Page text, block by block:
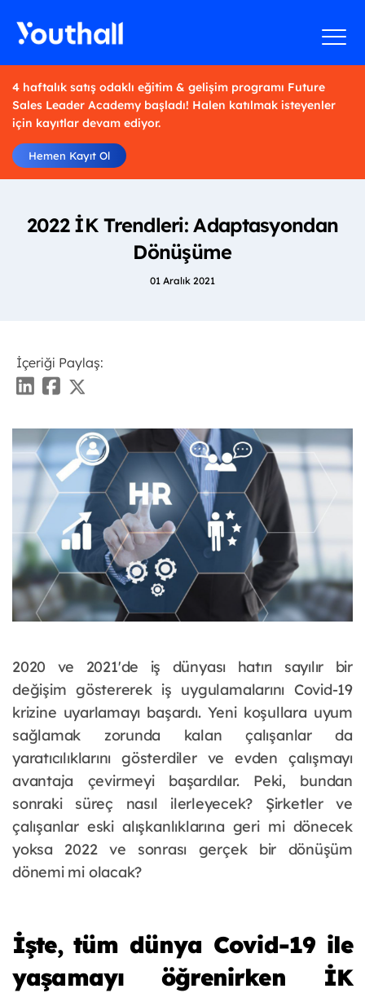
4 haftalık satış odaklı eğitim & gelişim programı Future
Sales Leader Academy başladı! Halen katılmak isteyenler
için kayıtlar devam ediyor.
Hemen Kayıt Ol
2022 İK Trendleri: Adaptasyondan
Dönüşüme
01 Aralık 2021
İçeriği Paylaş:
2020 ve 2021'de iş dünyası hatırı sayılır bir
değişim göstererek iş uygulamalarını Covid-19
krizine uyarlamayı başardı. Yeni koşullara uyum
sağlamak zorunda kalan çalışanlar da
yaratıcılıklarını gösterdiler ve evden çalışmayı
avantaja çevirmeyi başardılar. Peki, bundan
sonraki süreç nasıl ilerleyecek? Şirketler ve
çalışanlar eski alışkanlıklarına geri mi dönecek
yoksa 2022 ve sonrası gerçek bir dönüşüm
dönemi mi olacak?
İşte, tüm dünya Covid-19 ile
yaşamayı öğrenirken İK